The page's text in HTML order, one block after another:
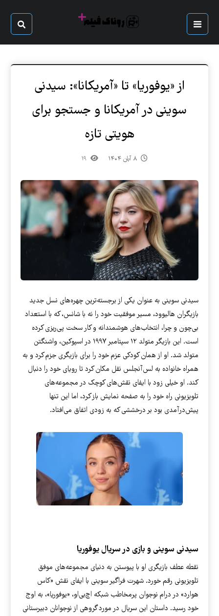
از «یوفوریا» تا «آمریکانا»: سیدنی
سوینی در آمریکانا و جستجو برای
هویتی تازه
۸ آبان ۱۴۰۴ ۱۹
سیدنی سوینی به عنوان یکی از برجسته‌ترین چهره‌های نسل جدید
بازیگران هالیوود، مسیر موفقیت خود را نه با شانس، که با استعداد
بی‌چون و چرا، انتخاب‌های هوشمندانه و کار سخت پی‌ریزی کرده
است. این بازیگر متولد ۱۲ سپتامبر ۱۹۹۷ در اسپوکین، واشنگتن
متولد شد. او از همان کودکی عزم خود را برای بازیگری جزم کرد و به
همراه خانواده به لس‌آنجلس نقل مکان کرد تا رویای خود را دنبال
کند. او خیلی زود با ایفای نقش‌های کوچک در مجموعه‌های
تلویزیونی راه خود را به صفحه نمایش باز کرد، اما این تنها
پیش‌درآمدی بود بر درخششی که به زودی اتفاق می‌افتاد.
سیدنی سوینی و بازی در سریال یوفوریا
نقطه عطف بازیگری او با پیوستن به دنیای مجموعه‌های موفق
تلویزیونی رقم خورد. شهرت فراگیر سوینی با ایفای نقش «کاس
هوارد» در درام نوجوان پرمخاطب شبکه اچ‌بی‌او، «یوفوریا»، به اوج
خود رسید. داستان این سریال در مورد گروهی از نوجوانان دبیرستانی